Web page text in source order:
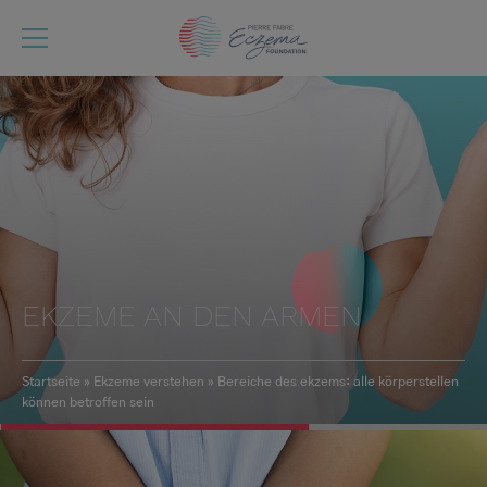
zum
EKZEME AN DEN ARMEN
Pfadnavigation
Startseite Ekzeme verstehen
Bereiche des ekzems: alle körperstellen
können betroffen sein